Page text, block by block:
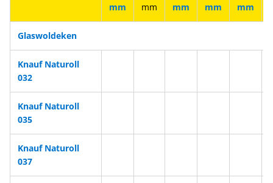
mm
mm
mm
mm
mm
Glaswoldeken
Knauf Naturoll
032
Knauf Naturoll
035
Knauf Naturoll
037